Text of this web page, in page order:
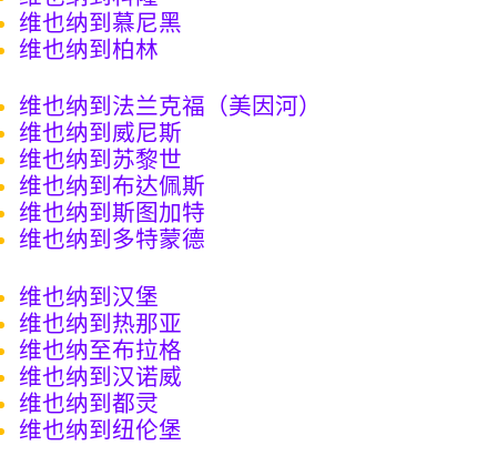
维也纳到慕尼黑
维也纳到柏林
维也纳到法兰克福（美因河）
维也纳到威尼斯
维也纳到苏黎世
维也纳到布达佩斯
维也纳到斯图加特
维也纳到多特蒙德
维也纳到汉堡
维也纳到热那亚
维也纳至布拉格
维也纳到汉诺威
维也纳到都灵
维也纳到纽伦堡